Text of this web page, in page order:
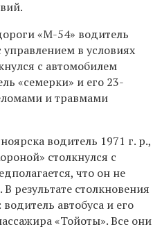
«М-54» водитель
в условиях
с автомобилем
«семерки» и его 23-
и травмами
водитель 1971 г. р.,
столкнулся с
что он не
результате столкновения
автобуса и его
«Тойоты». Все они